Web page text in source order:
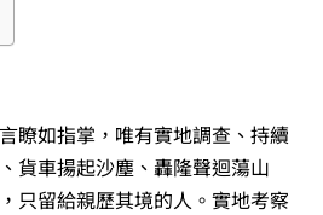
瞭如指掌，唯有實地調查、持續
貨車揚起沙塵、轟隆聲迴蕩山
只留給親歷其境的人。實地考察